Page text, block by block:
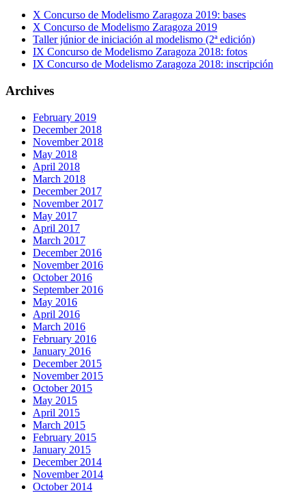
X Concurso de Modelismo Zaragoza 2019: bases
X Concurso de Modelismo Zaragoza 2019
Taller júnior de iniciación al modelismo (2ª edición)
IX Concurso de Modelismo Zaragoza 2018: fotos
IX Concurso de Modelismo Zaragoza 2018: inscripción
Archives
February 2019
December 2018
November 2018
May 2018
April 2018
March 2018
December 2017
November 2017
May 2017
April 2017
March 2017
December 2016
November 2016
October 2016
September 2016
May 2016
April 2016
March 2016
February 2016
January 2016
December 2015
November 2015
October 2015
May 2015
April 2015
March 2015
February 2015
January 2015
December 2014
November 2014
October 2014